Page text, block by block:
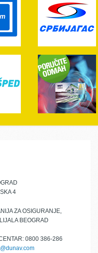
4
ZA OSIGURANJE,
BEOGRAD
0800 386-286